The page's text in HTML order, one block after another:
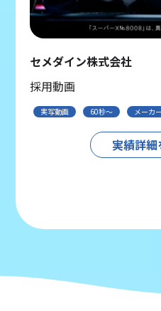
セメダイン株式会社
採用動画
実写動画 60秒〜 メーカー
実績詳細